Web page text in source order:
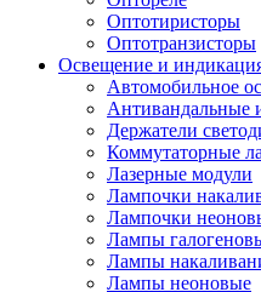
Оптотиристоры
Оптотранзисторы
Освещение и
Автомобильное
Антивандальные
Держатели
Коммутаторные
Лазерные модули
Лампочки
Лампочки
Лампы
Лампы
Лампы неоновые